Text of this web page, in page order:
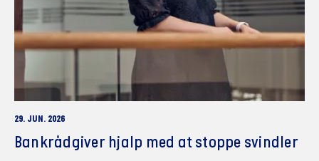
29. JUN. 2026
Bankrådgiver hjalp med at stoppe svindler